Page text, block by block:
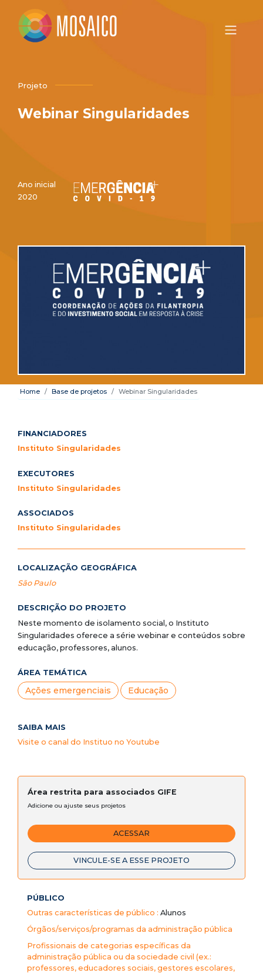
Projeto
Webinar Singularidades
Ano inicial
2020
Home Base de projetos Webinar Singularidades
FINANCIADORES
Instituto Singularidades
EXECUTORES
Instituto Singularidades
ASSOCIADOS
Instituto Singularidades
LOCALIZAÇÃO GEOGRÁFICA
São Paulo
DESCRIÇÃO DO PROJETO
Neste momento de isolamento social, o Instituto
Singularidades oferece a série webinar e conteúdos sobre
educação, professores, alunos.
ÁREA TEMÁTICA
Ações emergenciais Educação
SAIBA MAIS
Visite o canal do Instituo no Youtube
Área restrita para associados GIFE
Adicione ou ajuste seus projetos
ACESSAR
VINCULE-SE A ESSE PROJETO
PÚBLICO
Outras características de público : Alunos
Órgãos/serviços/programas da administração pública
Profissionais de categorias específicas da
administração pública ou da sociedade civil (ex.:
professores, educadores sociais, gestores escolares,